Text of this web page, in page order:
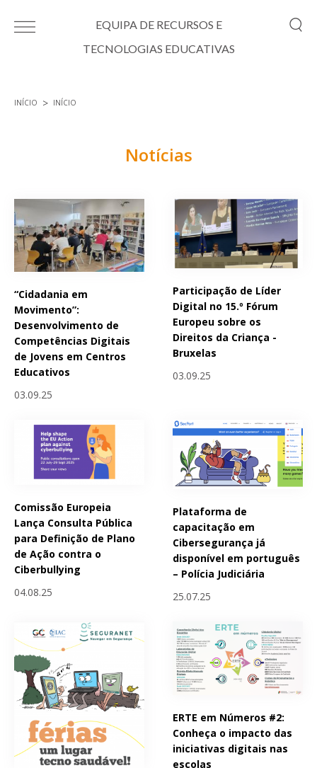
EQUIPA DE RECURSOS E
TECNOLOGIAS EDUCATIVAS
INÍCIO INÍCIO
Notícias
“Cidadania em
Movimento”:
Desenvolvimento de
Competências Digitais
de Jovens em Centros
Educativos
03.09.25
Participação de Líder
Digital no 15.º Fórum
Europeu sobre os
Direitos da Criança -
Bruxelas
03.09.25
Comissão Europeia
Lança Consulta Pública
para Definição de Plano
de Ação contra o
Ciberbullying
04.08.25
Plataforma de
capacitação em
Cibersegurança já
disponível em português
– Polícia Judiciária
25.07.25
ERTE em Números #2:
Conheça o impacto das
iniciativas digitais nas
escolas
Páginas